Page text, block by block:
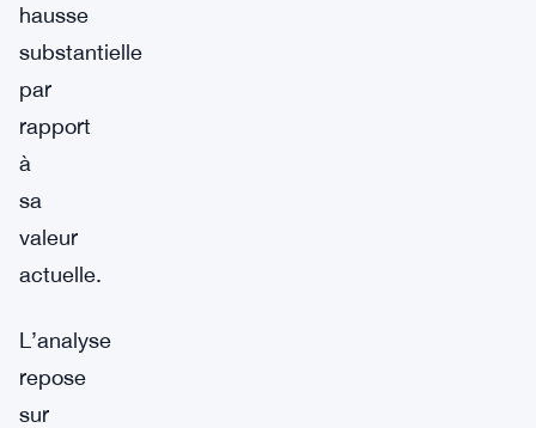
hausse
substantielle
par
rapport
à
sa
valeur
actuelle.
L’analyse
repose
sur